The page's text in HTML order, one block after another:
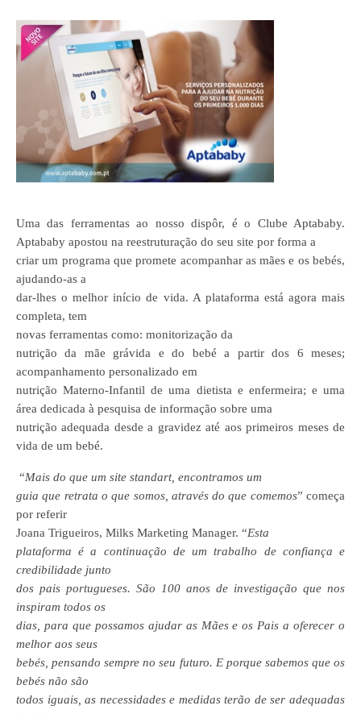
Uma das ferramentas ao nosso dispôr, é o Clube Aptababy.
Aptababy apostou na reestruturação do seu site por forma a
criar um programa que promete acompanhar as mães e os bebés,
ajudando-as a
dar-lhes o melhor início de vida. A plataforma está agora mais
completa, tem
novas ferramentas como: monitorização da
nutrição da mãe grávida e do bebé a partir dos 6 meses;
acompanhamento personalizado em
nutrição Materno-Infantil de uma dietista e enfermeira; e uma
área dedicada à pesquisa de informação sobre uma
nutrição adequada desde a gravidez até aos primeiros meses de
vida de um bebé.
“Mais do que um site standart, encontramos um
guia que retrata o que somos, através do que comemos” começa
por referir
Joana Trigueiros, Milks Marketing Manager. “Esta
plataforma é a continuação de um trabalho de confiança e
credibilidade junto
dos pais portugueses. São 100 anos de investigação que nos
inspiram todos os
dias, para que possamos ajudar as Mães e os Pais a oferecer o
melhor aos seus
bebés, pensando sempre no seu futuro. E porque sabemos que os
bebés não são
todos iguais, as necessidades e medidas terão de ser adequadas